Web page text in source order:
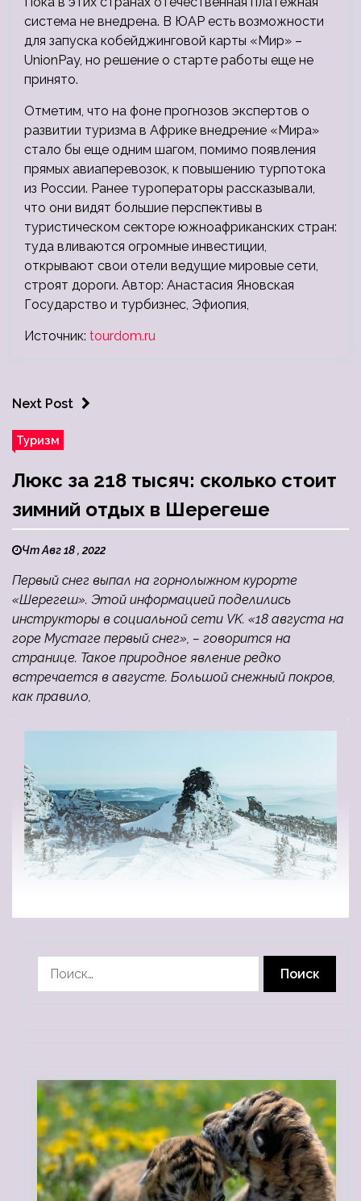
система не внедрена. В ЮАР есть возможности
для запуска кобейджинговой карты «Мир» –
UnionPay, но решение о старте работы еще не
принято.
Отметим, что на фоне прогнозов экспертов о
развитии туризма в Африке внедрение «Мира»
стало бы еще одним шагом, помимо появления
прямых авиаперевозок, к повышению турпотока
из России. Ранее туроператоры рассказывали,
что они видят большие перспективы в
туристическом секторе южноафриканских стран:
туда вливаются огромные инвестиции,
открывают свои отели ведущие мировые сети,
строят дороги. Автор: Анастасия Яновская
Государство и турбизнес, Эфиопия,
Источник: tourdom.ru
Next Post
Туризм
Люкс за 218 тысяч: сколько стоит
зимний отдых в Шерегеше
Чт Авг 18 , 2022
Первый снег выпал на горнолыжном курорте
«Шерегеш». Этой информацией поделились
инструкторы в социальной сети VK. «18 августа на
горе Мустаге первый снег», – говорится на
странице. Такое природное явление редко
встречается в августе. Большой снежный покров,
как правило,